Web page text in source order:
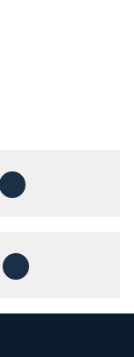
envoyer par
envoyer par